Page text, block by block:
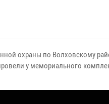
охраны по Волховскому
у мемориального